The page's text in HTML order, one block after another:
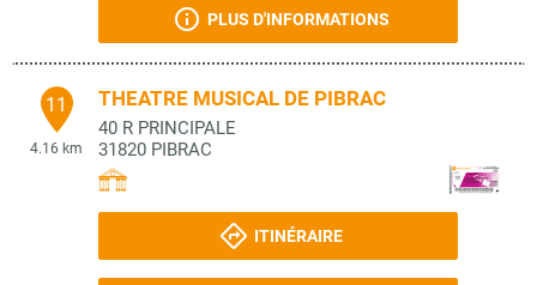
PLUS D'INFORMATIONS
11
4.16 km
THEATRE MUSICAL DE PIBRAC
40 R PRINCIPALE
31820 PIBRAC
ITINÉRAIRE